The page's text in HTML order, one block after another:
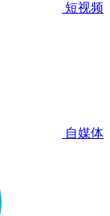
短视频
自媒体